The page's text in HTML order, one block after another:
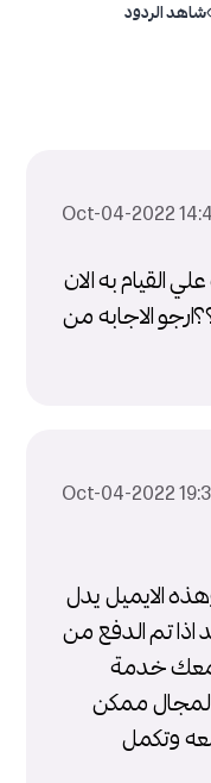
شاهد الردود
14:49
القيام به الان
الاجابه من
19:33 2022-
الايميل يدل
اذا تم الدفع من
معك خدمة
ممكن
وتكمل